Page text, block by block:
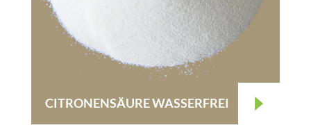
CITRONENSÄURE WASSERFREI